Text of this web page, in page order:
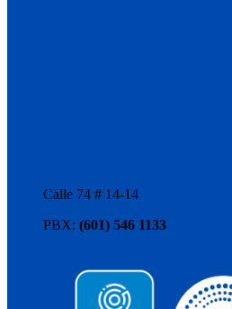
Calle 74 # 14-14
PBX: (601) 546 1133